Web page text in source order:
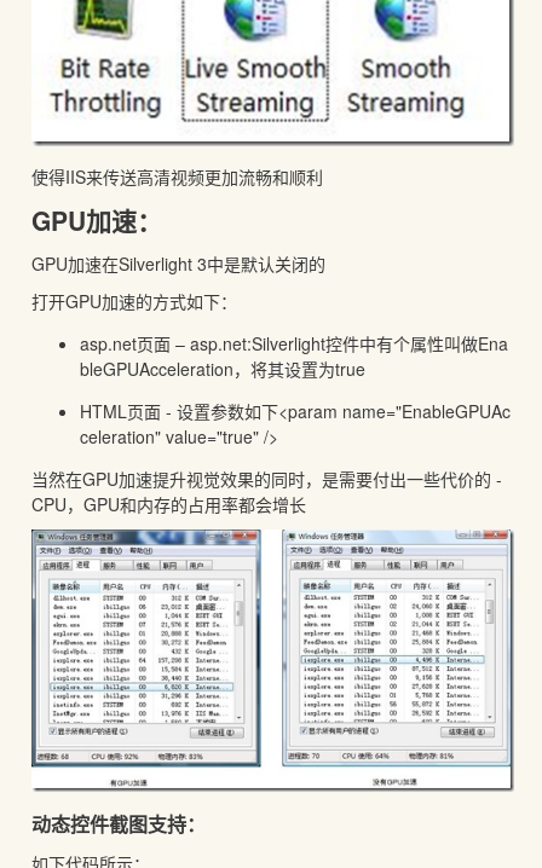
使得IIS来传送高清视频更加流畅和顺利
GPU加速：
GPU加速在Silverlight 3中是默认关闭的
打开GPU加速的方式如下：
asp.net页面 – asp.net:Silverlight控件中有个属性叫做Ena
bleGPUAcceleration，将其设置为true
HTML页面 - 设置参数如下<param name="EnableGPUAc
celeration" value="true" />
当然在GPU加速提升视觉效果的同时，是需要付出一些代价的 -
CPU，GPU和内存的占用率都会增长
动态控件截图支持：
如下代码所示：